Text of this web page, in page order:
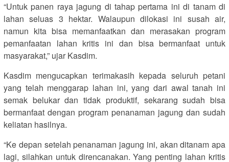
“Untuk panen raya jagung di tahap pertama ini di tanam di
lahan seluas 3 hektar. Walaupun dilokasi ini susah air,
namun kita bisa memanfaatkan dan merasakan program
pemanfaatan lahan kritis ini dan bisa bermanfaat untuk
masyarakat,” ujar Kasdim.
Kasdim mengucapkan terimakasih kepada seluruh petani
yang telah menggarap lahan ini, yang dari awal tanah ini
semak belukar dan tidak produktif, sekarang sudah bisa
bermanfaat dengan program penanaman jagung dan sudah
keliatan hasilnya.
“Ke depan setelah penanaman jagung ini, akan ditanam apa
lagi, silahkan untuk direncanakan. Yang penting lahan kritis